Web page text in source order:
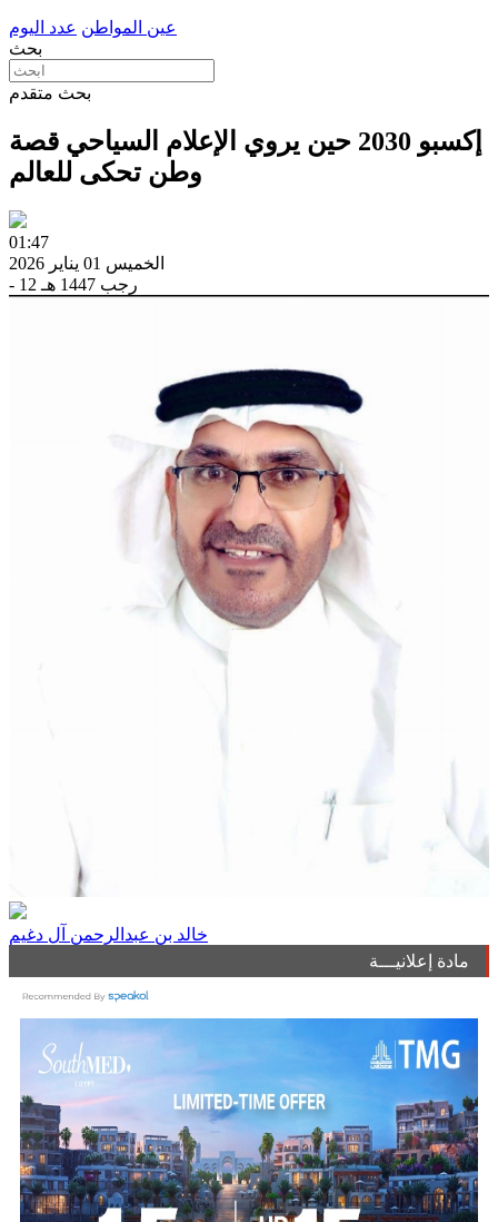
عين المواطن عدد اليوم
بحث
بحث متقدم
إكسبو 2030 حين يروي الإعلام السياحي قصة
وطن تحكى للعالم
01:47
الخميس 01 يناير 2026
- 12 رجب 1447 هـ
خالد بن عبدالرحمن آل دغيم
مادة إعلانيـــة